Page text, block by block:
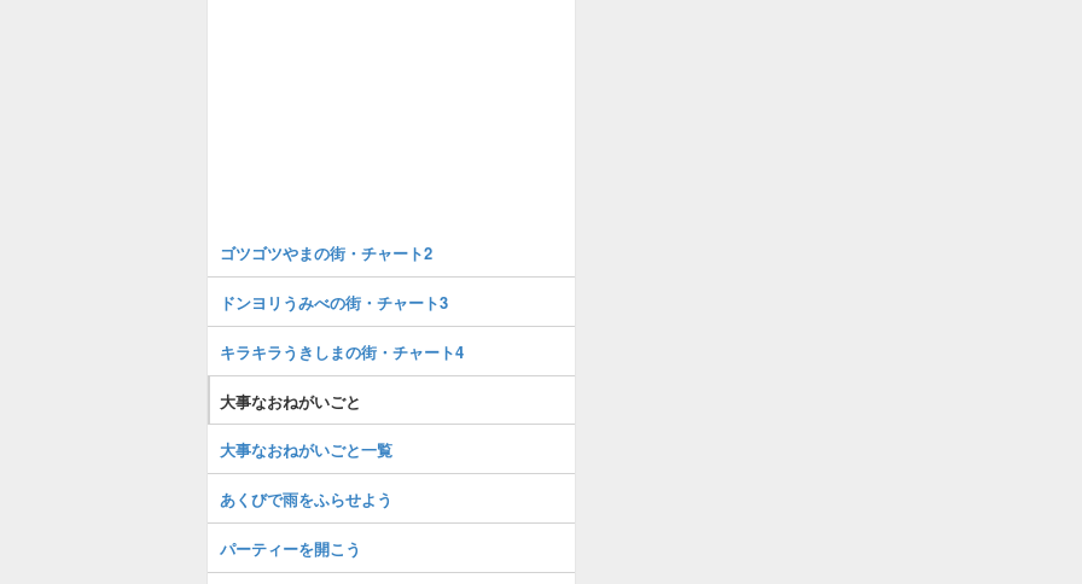
ゴツゴツやまの街・チャート2
ドンヨリうみべの街・チャート3
キラキラうきしまの街・チャート4
大事なおねがいごと
大事なおねがいごと一覧
あくびで雨をふらせよう
パーティーを開こう